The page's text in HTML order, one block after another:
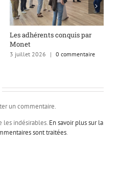
Les adhérents conquis par
Monet
3 juillet 2026 | 0 commentaire
un commentaire.
les indésirables. En savoir plus sur la
sont traitées.